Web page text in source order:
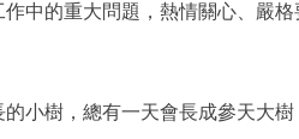
中的重大問題，熱情關心、嚴格
小樹，總有一天會長成參天大樹